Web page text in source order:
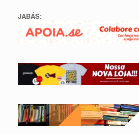
JABÁS: